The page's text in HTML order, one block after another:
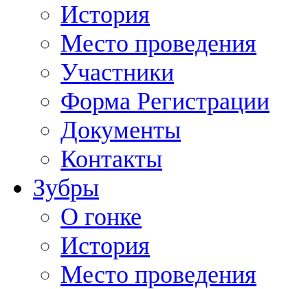
История
Место проведения
Участники
Форма Регистрации
Документы
Контакты
Зубры
О гонке
История
Место проведения